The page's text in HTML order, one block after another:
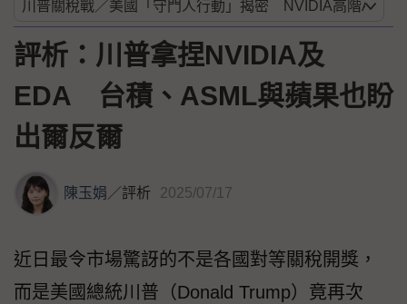
評析：川普拿捏NVIDIA及
EDA 台積、ASML與蘋果也盼
出爾反爾
陳玉娟 ／評析 2025/07/17
近日最令市場驚訝的不是各國對等關稅開獎，
而是美國總統川普（Donald Trump）竟再次